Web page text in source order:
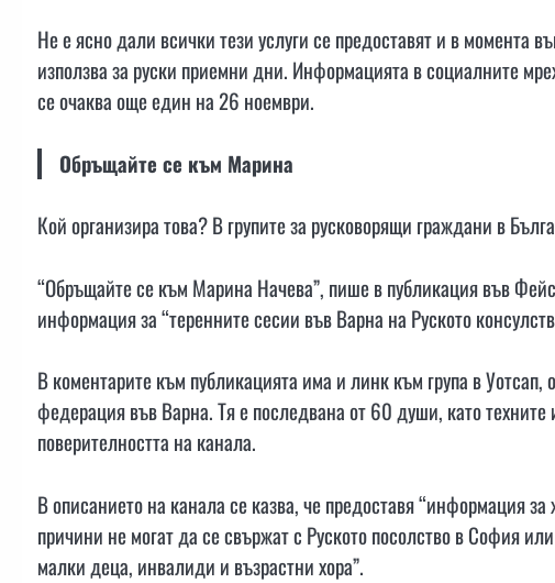
Не е ясно дали всички тези услуги се предоставят и в момента
използва за руски приемни дни. Информацията в социалните
се очаква още един на 26 ноември.
Обръщайте се към Марина
Кой организира това? В групите за русковорящи граждани в
“Обръщайте се към Марина Начева”, пише в публикация във
информация за “теренните сесии във Варна на Руското
В коментарите към публикацията има и линк към група в
федерация във Варна. Тя е последвана от 60 души, като
поверителността на канала.
В описанието на канала се казва, че предоставя “информация
причини не могат да се свържат с Руското посолство в София
малки деца, инвалиди и възрастни хора”.